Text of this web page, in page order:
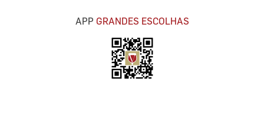
APP GRANDES ESCOLHAS